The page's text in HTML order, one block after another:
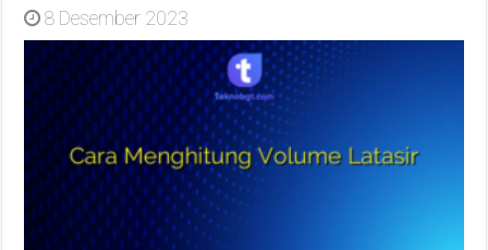
8 Desember 2023